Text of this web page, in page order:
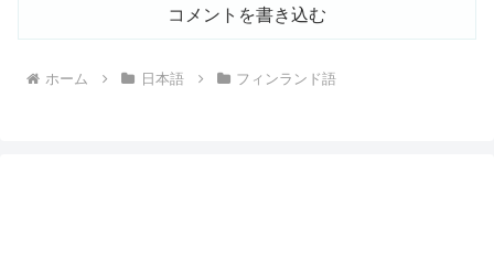
コメントを書き込む
ホーム 日本語 フィンランド語